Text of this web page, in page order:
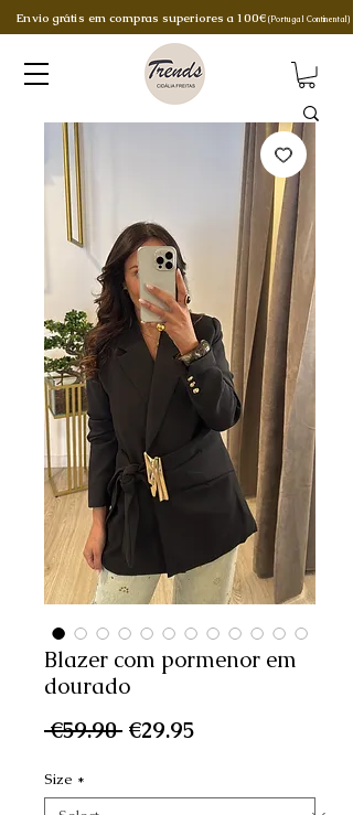
Envio grátis em compras superiores a 100€ (Portugal Continental)
Blazer com pormenor em
dourado
€59.90 Regular
€29.95Sale
Size *